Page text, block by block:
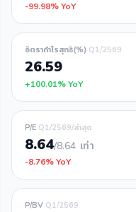
-99.98% YoY
อัตรากำไรสุทธิ(%) Q1/2569
26.59
+100.01% YoY
P/E Q1/2569/ล่าสุด
8.64/8.64 เท่า
-8.76% YoY
P/BV Q1/2569